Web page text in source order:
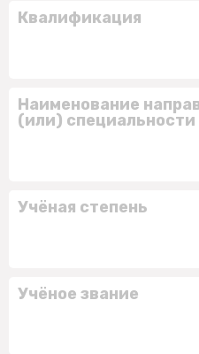
Квалификация
Наименование
(или) специальности
Учёная степень
Учёное звание